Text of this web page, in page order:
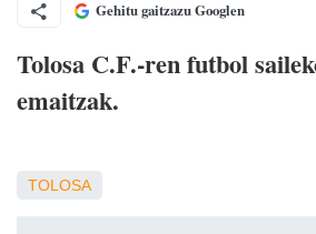
Gehitu gaitzazu Googlen
Tolosa C.F.-ren futbol
emaitzak.
TOLOSA